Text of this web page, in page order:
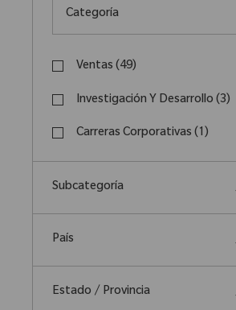
Categoría
Ventas (49)
Investigación Y Desarrollo (3)
Carreras Corporativas (1)
Subcategoría
País
Estado / Provincia